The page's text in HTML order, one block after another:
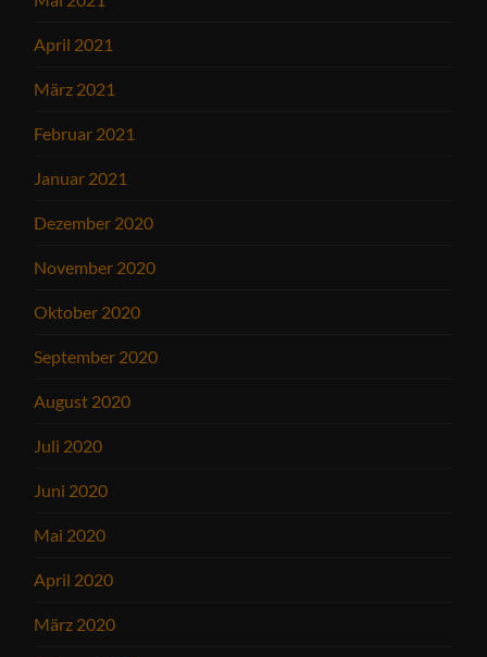
April 2021
März 2021
Februar 2021
Januar 2021
Dezember 2020
November 2020
Oktober 2020
September 2020
August 2020
Juli 2020
Juni 2020
Mai 2020
April 2020
März 2020